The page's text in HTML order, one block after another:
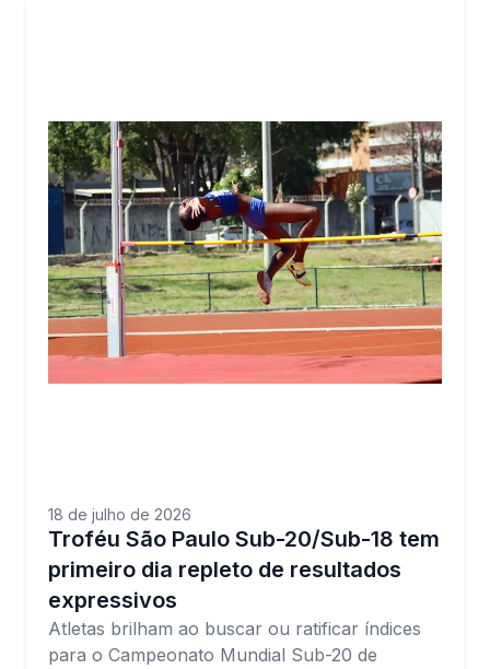
18 de julho de 2026
Troféu São Paulo Sub-20/Sub-18 tem
primeiro dia repleto de resultados
expressivos
Atletas brilham ao buscar ou ratificar índices
para o Campeonato Mundial Sub-20 de